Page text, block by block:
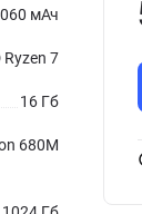
мАч
Ryzen 7
16 Гб
680M